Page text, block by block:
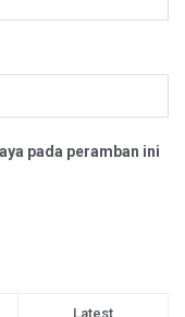
pada peramban ini
Latest